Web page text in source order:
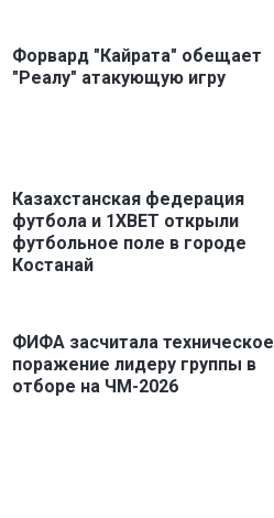
Форвард "Кайрата" обещает
"Реалу" атакующую игру
Казахстанская федерация
футбола и 1XBET открыли
футбольное поле в городе
Костанай
ФИФА засчитала техническое
поражение лидеру группы в
отборе на ЧМ-2026